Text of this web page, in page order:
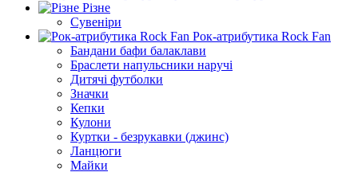
Різне
Сувеніри
Рок-атрибутика Rock Fan
Бандани бафи балаклави
Браслети напульсники наручі
Дитячі футболки
Значки
Кепки
Кулони
Куртки - безрукавки (джинс)
Ланцюги
Майки